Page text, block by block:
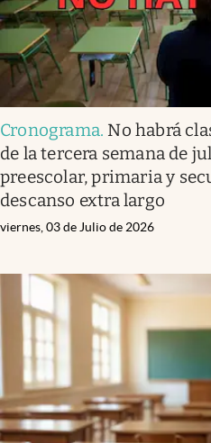
Cronograma. No habrá
de la tercera semana de
preescolar, primaria y
descanso extra largo
viernes, 03 de Julio de 2026